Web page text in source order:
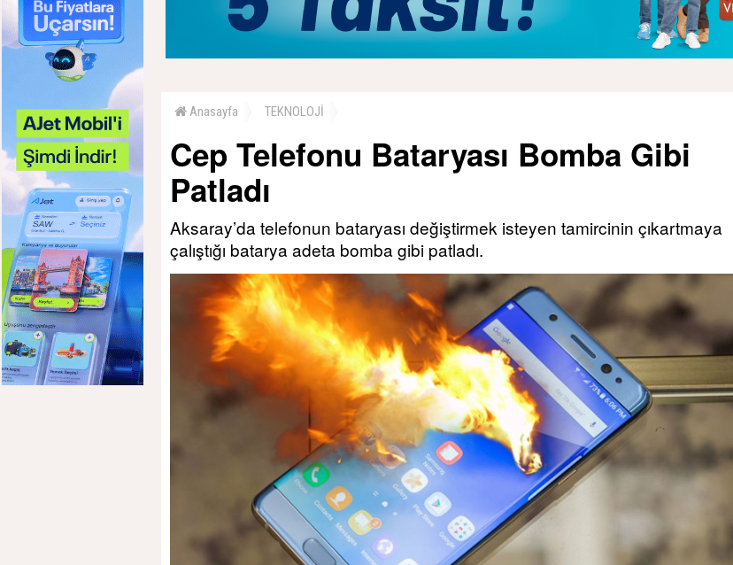
Anasayfa TEKNOLOJİ
Cep Telefonu Bataryası Bomba Gibi
Patladı
Aksaray’da telefonun bataryası değiştirmek isteyen tamircinin çıkartmaya
çalıştığı batarya adeta bomba gibi patladı.